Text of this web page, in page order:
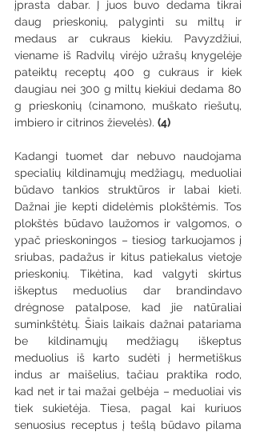
įprasta dabar. Į juos buvo dedama tikrai
daug prieskonių, palyginti su miltų ir
medaus ar cukraus kiekiu. Pavyzdžiui,
viename iš Radvilų virėjo užrašų knygelėje
pateiktų receptų 400 g cukraus ir kiek
daugiau nei 300 g miltų kiekiui dedama 80
g prieskonių (cinamono, muškato riešutų,
imbiero ir citrinos žievelės). (4)
Kadangi tuomet dar nebuvo naudojama
specialių kildinamųjų medžiagų, meduoliai
būdavo tankios struktūros ir labai kieti.
Dažnai jie kepti didelėmis plokštėmis. Tos
plokštės būdavo laužomos ir valgomos, o
ypač prieskoningos – tiesiog tarkuojamos į
sriubas, padažus ir kitus patiekalus vietoje
prieskonių. Tikėtina, kad valgyti skirtus
iškeptus meduolius dar brandindavo
drėgnose patalpose, kad jie natūraliai
suminkštėtų. Šiais laikais dažnai patariama
be kildinamųjų medžiagų iškeptus
meduolius iš karto sudėti į hermetiškus
indus ar maišelius, tačiau praktika rodo,
kad net ir tai mažai gelbėja – meduoliai vis
tiek sukietėja. Tiesa, pagal kai kuriuos
senuosius receptus į tešlą būdavo pilama